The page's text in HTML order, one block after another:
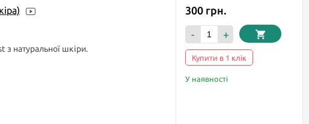
з натуральної шкіри.
300 грн.
- +
Купити в 1 клік
У наявності